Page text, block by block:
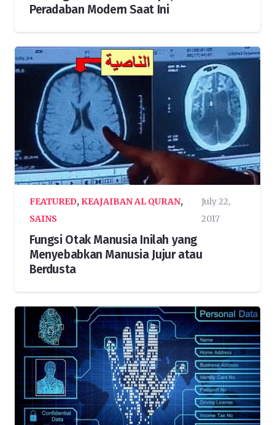
Peradaban Modern Saat Ini
FEATURED, KEAJAIBAN AL QURAN,
SAINS
July 22,
2017
Fungsi Otak Manusia Inilah yang
Menyebabkan Manusia Jujur atau
Berdusta